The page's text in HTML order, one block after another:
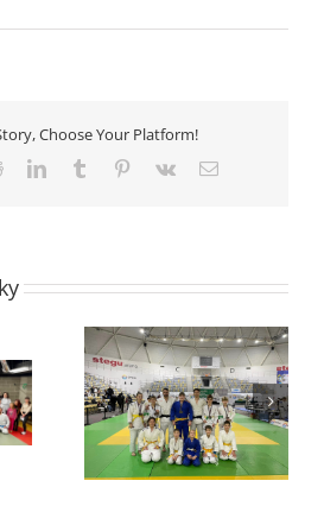
Choose Your Platform!
RedditLinkedInTumblr Pinterest
Vk
E-
Finále Extraligy 2022